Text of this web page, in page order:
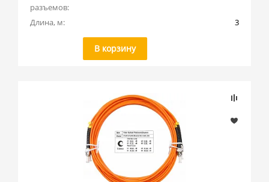
разъемов:
Длина, м: 3
В корзину